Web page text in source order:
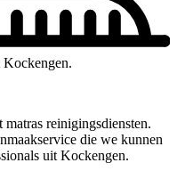
Kockengen.
reinigingsdiensten.
die we kunnen
uit Kockengen.